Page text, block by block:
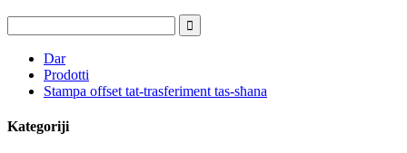
Dar
Prodotti
Stampa offset tat-trasferiment tas-sħana
Kategoriji